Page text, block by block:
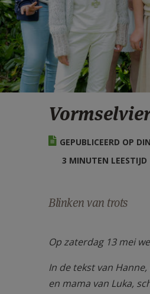
GEPUBLICEERD OP
3 MINUTEN LEESTIJD
Blinken van trots
Op zaterdag 13 mei
In de tekst van
en mama van Luka,